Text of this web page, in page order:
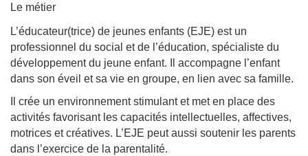
Le métier
L’éducateur(trice) de jeunes enfants (EJE) est un
professionnel du social et de l’éducation, spécialiste du
développement du jeune enfant. Il accompagne l’enfant
dans son éveil et sa vie en groupe, en lien avec sa famille.
Il crée un environnement stimulant et met en place des
activités favorisant les capacités intellectuelles, affectives,
motrices et créatives. L’EJE peut aussi soutenir les parents
dans l’exercice de la parentalité.